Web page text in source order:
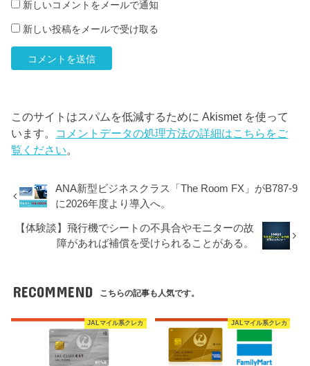
新しいコメントをメールで通知
新しい投稿をメールで受け取る
このサイトはスパムを低減するために Akismet を使って
います。 コメントデータの処理方法の詳細はこちらをご
覧ください。
ANA新型ビジネスクラス「The Room FX」がB787-9
に2026年度より導入へ。
【体験談】飛行機でシートの不具合やモニターの故
障があれば補償を受けられることがある。
RECOMMEND こちらの記事も人気です。
JALマイル系クレカ JALマイル系クレカ